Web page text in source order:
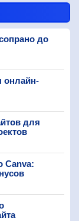
до
для
Canva: